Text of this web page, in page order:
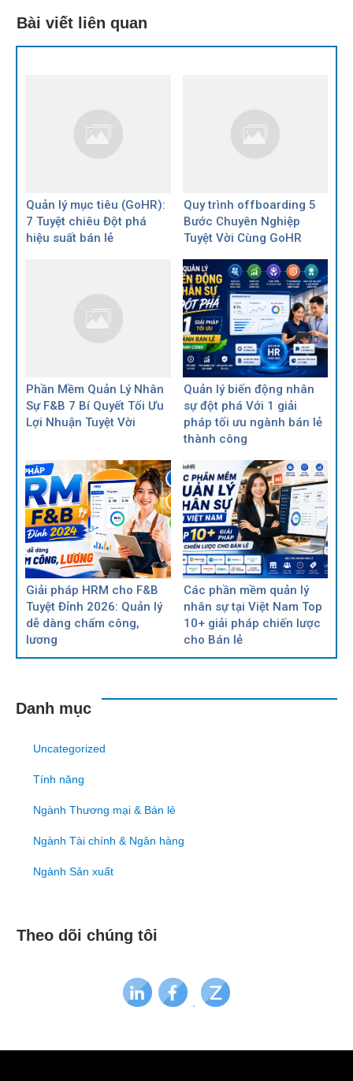
Bài viết liên quan
Quản lý mục tiêu (GoHR):
7 Tuyệt chiêu Đột phá
hiệu suất bán lẻ
Quy trình offboarding 5
Bước Chuyên Nghiệp
Tuyệt Vời Cùng GoHR
Phần Mềm Quản Lý Nhân
Sự F&B 7 Bí Quyết Tối Ưu
Lợi Nhuận Tuyệt Vời
Quản lý biến động nhân
sự đột phá Với 1 giải
pháp tối ưu ngành bán lẻ
thành công
Giải pháp HRM cho F&B
Tuyệt Đỉnh 2026: Quản lý
dễ dàng chấm công,
lương
Các phần mềm quản lý
nhân sự tại Việt Nam Top
10+ giải pháp chiến lược
cho Bán lẻ
Danh mục
Uncategorized
Tính năng
Ngành Thương mại & Bán lẻ
Ngành Tài chính & Ngân hàng
Ngành Sản xuất
Theo dõi chúng tôi